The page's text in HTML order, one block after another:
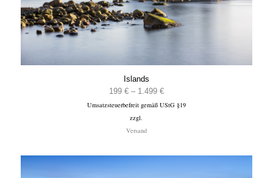
Islands
199 € – 1.499 €Preisspanne:
199 €
Umsatzsteuerbefreit gemäß UStG §19
zzgl.
Versand